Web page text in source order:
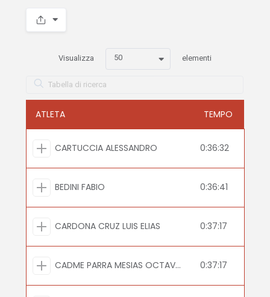
Visualizza 50 elementi
ATLETA TEMPO
CARTUCCIA ALESSANDRO 0:36:32
BEDINI FABIO 0:36:41
CARDONA CRUZ LUIS ELIAS 0:37:17
CADME PARRA MESIAS OCTAVIO 0:37:17